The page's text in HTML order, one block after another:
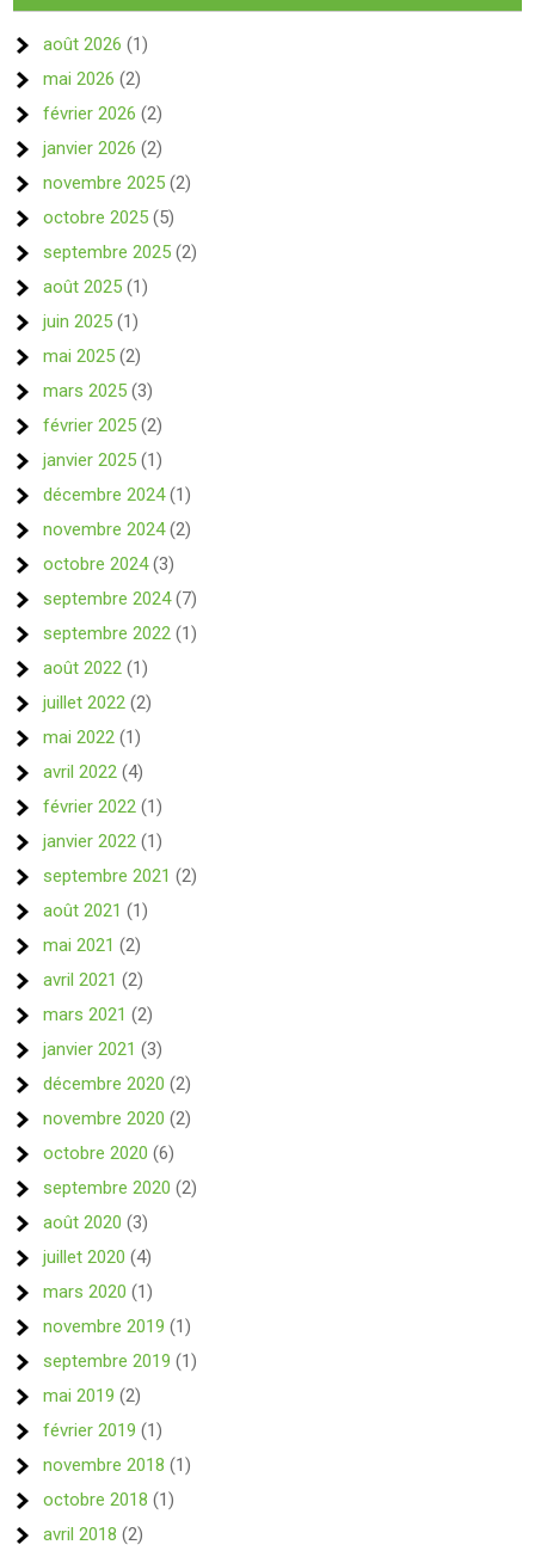
août 2026 (1)
mai 2026 (2)
février 2026 (2)
janvier 2026 (2)
novembre 2025 (2)
octobre 2025 (5)
septembre 2025 (2)
août 2025 (1)
juin 2025 (1)
mai 2025 (2)
mars 2025 (3)
février 2025 (2)
janvier 2025 (1)
décembre 2024(1)
novembre 2024(2)
octobre 2024(3)
septembre 2024(7)
septembre 2022 (1)
août 2022 (1)
juillet 2022 (2)
mai 2022 (1)
avril 2022 (4)
février 2022 (1)
janvier 2022 (1)
septembre 2021 (2)
août 2021 (1)
mai 2021 (2)
avril 2021 (2)
mars 2021 (2)
janvier 2021 (3)
décembre 2020 (2)
novembre 2020 (2)
octobre 2020 (6)
septembre 2020 (2)
août 2020 (3)
juillet 2020 (4)
mars 2020 (1)
novembre 2019 (1)
septembre 2019 (1)
mai 2019 (2)
février 2019 (1)
novembre 2018 (1)
octobre 2018 (1)
avril 2018 (2)